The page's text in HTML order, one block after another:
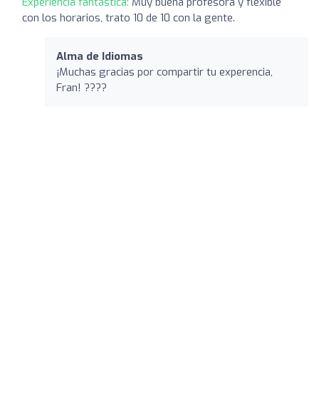
con los horarios, trato 10 de 10 con la gente.
Alma de Idiomas
¡Muchas gracias por compartir tu experencia,
Fran! ????